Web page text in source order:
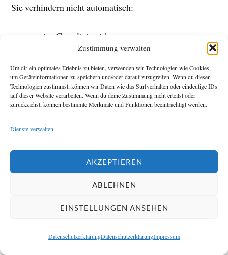
Zustimmung verwalten
Um dir ein optimales Erlebnis zu bieten, verwenden wir Technologien wie Cookies,
um Geräteinformationen zu speichern und/oder darauf zuzugreifen. Wenn du diesen
Technologien zustimmst, können wir Daten wie das Surfverhalten oder eindeutige IDs
auf dieser Website verarbeiten. Wenn du deine Zustimmung nicht erteilst oder
zurückziehst, können bestimmte Merkmale und Funktionen beeinträchtigt werden.
Dienste verwalten
AKZEPTIEREN
ABLEHNEN
EINSTELLUNGEN ANSEHEN
DatenschutzerklärungDatenschutzerklärungImpressum
Sie verhindern nicht automatisch:
massive Gewalteinwirkung
Manipulation schwacher Fensterrahmen
Ihre Hauptfunktion bleibt die Verzögerung und
Erschwerung von Angriffen.
Fehlerhafte Verarbeitung führt oft zu:
instabilen Randbereichen